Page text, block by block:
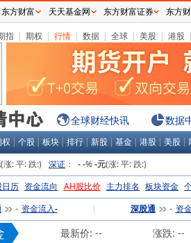
指 | 期权 | 行情 | 数据 | 全球 | 美股 | 港股
全球财经快讯 数据
| 个股 | 板块 | 排行 | 新股 | 基金 | 港股 | 美股 |
(涨:平:跌:) 深证 ： - -% -元(涨:平:跌:)
日历 资金流向 AH股比价 主力排名 板块资金
- 资金流入- | 深股通 - 资
最新价: -- 涨跌: --
东方财富 天天基金网 东方财富证券 东方